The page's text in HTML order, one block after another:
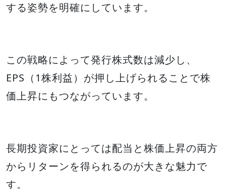
する姿勢を明確にしています。
この戦略によって発行株式数は減少し、
EPS（1株利益）が押し上げられることで株
価上昇にもつながっています。
長期投資家にとっては配当と株価上昇の両方
からリターンを得られるのが大きな魅力で
す。